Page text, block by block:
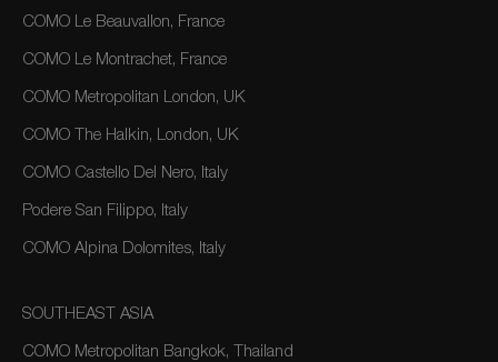
COMO Le Beauvallon, France
COMO Le Montrachet, France
COMO Metropolitan London, UK
COMO The Halkin, London, UK
COMO Castello Del Nero, Italy
Podere San Filippo, Italy
COMO Alpina Dolomites, Italy
SOUTHEAST ASIA
COMO Metropolitan Bangkok, Thailand